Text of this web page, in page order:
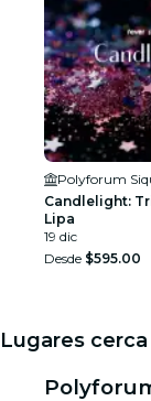
Polyforum
Candlelight:
Lipa
19 dic
Desde $595.00
Lugares